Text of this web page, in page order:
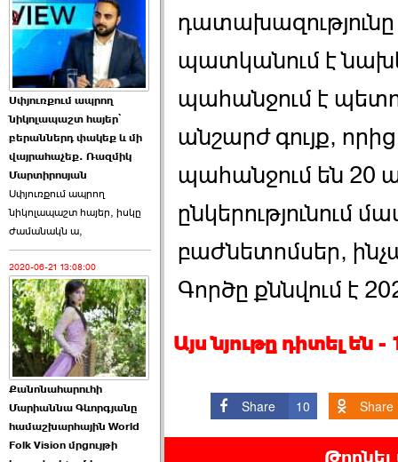
ՍԴ-ն հուլիսի 1-ին
կհեռանա ›››
2026-07-01 00:08:00
Աննա Վարդապետյանն
ուղերձ է հղել ›››
2026-06-25 23:21:00
Պաշտոնակռիվը սկսված
Սփյուռքում ապրող
նիկոլապաշտ հայեր՝
բերաններդ փակեք և մի
վայրահաչեք. Ռազմիկ
Մարտիրոսյան
Սփյուռքում ապրող
նիկոլապաշտ հայեր, իսկը
ժամանակն ա,
2020-06-21 13:08:00
Քանոնահարուհի
Մարիաննա Գևորգյանը
համաշխարհային World
Folk Vision մրցույթի
դատախազությունը
պատկանում է
պահանջում է
անշարժ գույք,
պահանջում են 20
ընկերությունում
բաժնետոմսեր,
Գործը քննվում է
Այս նյութը դիտել են
Share 10 Share
Թողնել